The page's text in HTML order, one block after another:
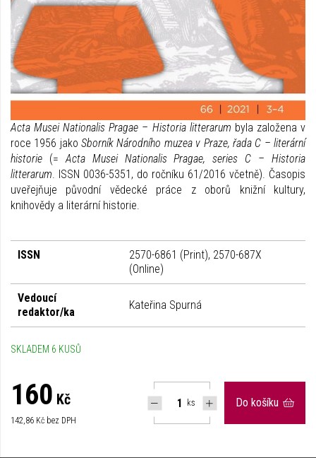
Acta Musei Nationalis Pragae – Historia litterarum byla založena v
roce 1956 jakoSborník Národního muzea v Praze, řada C – literární
historie (=Acta Musei Nationalis Pragae, series C – Historia
litterarum. ISSN 0036-5351, do ročníku 61/2016 včetně). Časopis
uveřejňuje původní vědecké práce z oborů knižní kultury,
knihovědy a literární historie.
ISSN
2570-6861 (Print), 2570-687X
(Online)
Vedoucí
redaktor/ka
Kateřina Spurná
SKLADEM 6 KUSŮ
160 Kč
142,86 Kč bez DPH
ks Do košíku